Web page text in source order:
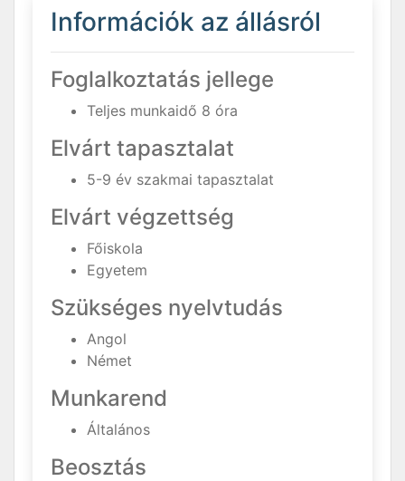
Információk az állásról
Foglalkoztatás jellege
Teljes munkaidő 8 óra
Elvárt tapasztalat
5-9 év szakmai tapasztalat
Elvárt végzettség
Főiskola
Egyetem
Szükséges nyelvtudás
Angol
Német
Munkarend
Általános
Beosztás